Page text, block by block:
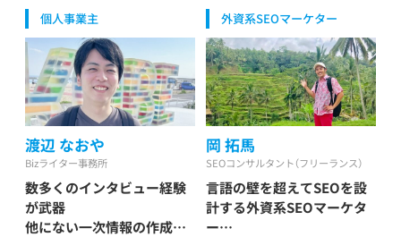
SaaS・ソフトウェ
ア・クラウド
医療・健康・病院・ク
リニック / 美容・脱
毛・サロン / 金融・保
険・投資 / 不動産・住
宅・工務店 / 教育・学
習・スクール / 旅行・
観光・ホテル / エン
タメ・メディア / 求
人・転職・人材 / 士業
（弁護士・税理士・行
政書士・社労士等）
ーカルSEO / DB・大
規模SEO / ペナルテ
ィ解除 / YMYL対応 /
データ分析（GA4・
Search Console） /
AI活用 / LLMO /
MEO / 広告 / アフィ
リエイト / 大手企業
支援 / 上場企業支援
他（特殊な仕様）
活全般（不用品・アパ
ィング（葬儀・墓・永
代供養） / 飲食・フー
ド・レストラン / 介
護・福祉 / 医療・健
康・病院・クリニック
動産・住宅・工務店 /
エンタメ・メディア /
求人・転職・人材 / 士
業（弁護士・税理士・
ーカルSEO / DB・大
規模SEO / ペナルテ
ィ解除 / YMYL対応 /
特殊サイト対応 / デ
ータ分析（GA4・
Search Console） /
SEO内製化支援 / AI
SNS / アフィリエイ
/ 大手企業支援 / 上
場企業支援 / その他
個人事業主
渡辺 なおや
Bizライター事務所
数多くのインタビュー経験
が武器
他にない一次情報の作成で
外資系SEOマーケター
岡 拓馬
SEOコンサルタント（フリーランス）
言語の壁を超えてSEOを設
計する外資系SEOマーケタ
ー